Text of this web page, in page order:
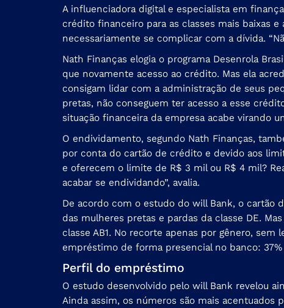
A influenciadora digital e especialista em
crédito financeiro para as classes mais baixas
necessariamente se complicar com a dívida.
Nath Finanças elogia o programa Desenrola
que novamente acesso ao crédito. Mas ela
consigam lidar com a administração de seus
pretas, não conseguem ter acesso a esse
situação financeira da empresa acabe virando
O endividamento, segundo Nath Finanças,
por conta do cartão de crédito e devido aos
e oferecem o limite de R$ 3 mil ou R$ 4 mil?
acabar se endividando”, avalia.
De acordo com o estudo do will Bank, o cartão
das mulheres pretas e pardas da classe DE.
classe AB1. No recorte apenas por gênero,
empréstimo de forma presencial no banco:
Perfil do empréstimo
O estudo desenvolvido pelo will Bank revelou
Ainda assim, os números são mais acentuados